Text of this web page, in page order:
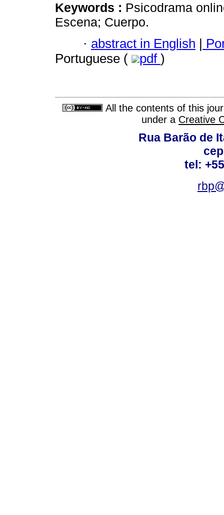
Keywords : Psicodrama
Escena; Cuerpo.
· abstract in English |
Portuguese (
pdf )
All the contents of this
under a Creative
Rua Barão de
tel: